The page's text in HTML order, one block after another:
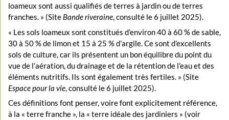
loameux sont aussi qualifiés de terres à jardin ou de terres
franches. » (Site Bande riveraine, consulté le 6 juillet 2025).
« Les sols loameux sont constitués d’environ 40 à 60 % de sable,
30 à 50 % de limon et 15 à 25 % d’argile. Ce sont d’excellents
sols de culture, car ils présentent un bon équilibre du point du
vue de l’aération, du drainage et de la rétention de l’eau et des
éléments nutritifs. Ils sont également très fertiles. » (Site
Espace pour la vie , consulté le 6 juillet 2025).
Ces définitions font penser, voire font explicitement référence,
à la « terre franche », la « terre idéale des jardiniers » (voir